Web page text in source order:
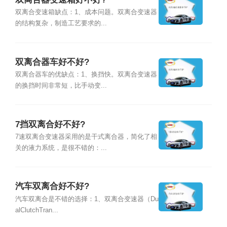
双离合变速箱缺点：1、成本问题。双离合变速器
的结构复杂，制造工艺要求的...
双离合器车好不好?
双离合器车的优缺点：1、换挡快。双离合变速器
的换挡时间非常短，比手动变...
7挡双离合好不好?
7速双离合变速器采用的是干式离合器，简化了相
关的液力系统，是很不错的：...
汽车双离合好不好?
汽车双离合是不错的选择：1、双离合变速器（Du
alClutchTran...